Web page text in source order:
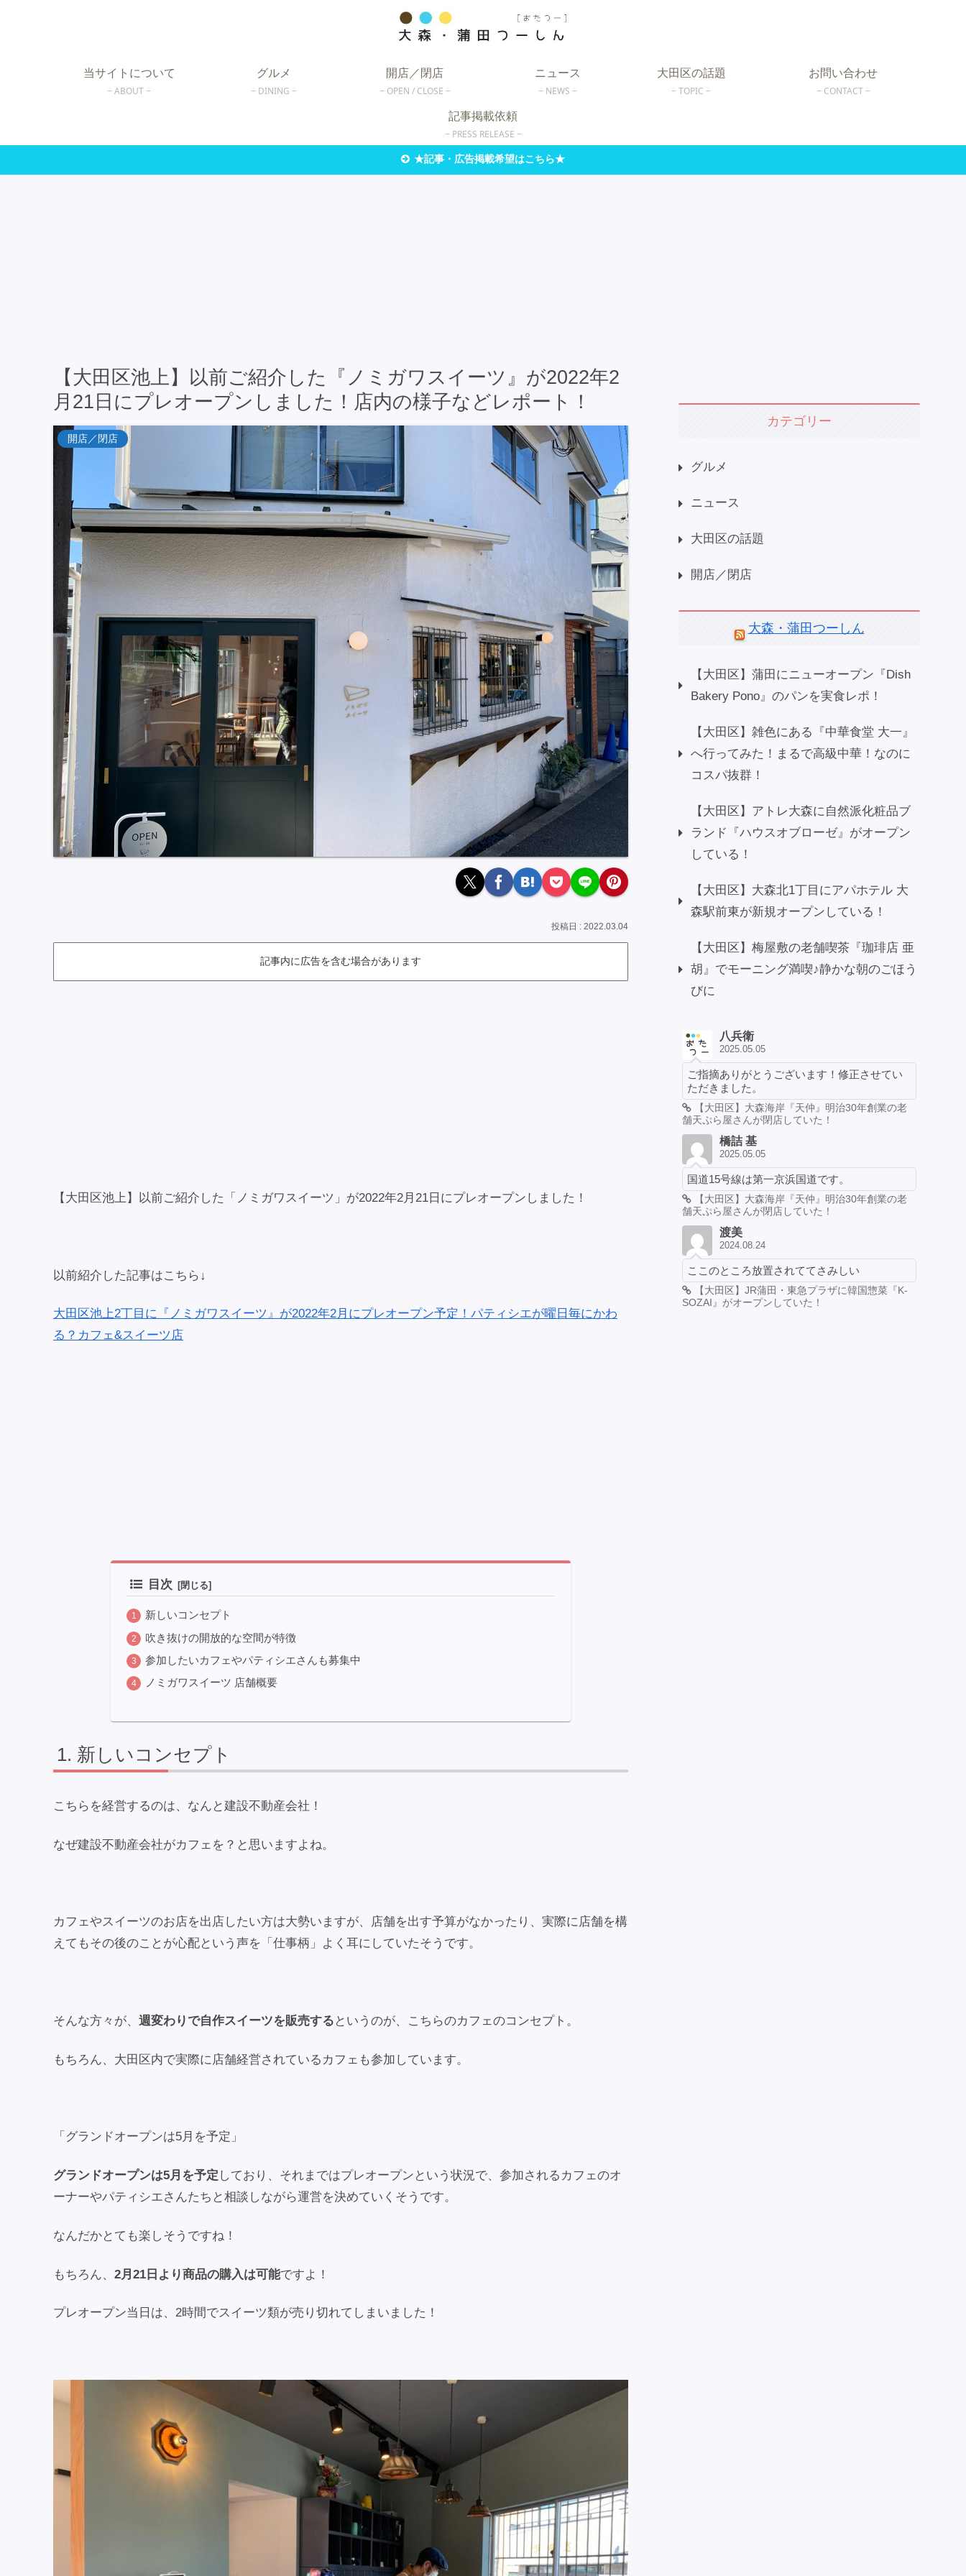
当サイトについて
ABOUT
グルメ
DINING
開店／閉店
OPEN / CLOSE
ニュース
NEWS
大田区の話題
TOPIC
お問い合わせ
CONTACT
記事掲載依頼
PRESS RELEASE
★記事・広告掲載希望はこちら★
【大田区池上】以前ご紹介した『ノミガワスイーツ』が2022年2
月21日にプレオープンしました！店内の様子などレポート！
開店／閉店
2022.03.04
記事内に広告を含む場合があります
【大田区池上】以前ご紹介した「ノミガワスイーツ」が2022年2月21日にプレオープンしました！
以前紹介した記事はこちら↓
大田区池上2丁目に『ノミガワスイーツ』が2022年2月にプレオープン予定！パティシエが曜日毎にかわ
る？カフェ&スイーツ店
目次
新しいコンセプト
吹き抜けの開放的な空間が特徴
参加したいカフェやパティシエさんも募集中
ノミガワスイーツ 店舗概要
新しいコンセプト
こちらを経営するのは、なんと建設不動産会社！
なぜ建設不動産会社がカフェを？と思いますよね。
カフェやスイーツのお店を出店したい方は大勢いますが、店舗を出す予算がなかったり、実際に店舗を構
えてもその後のことが心配という声を「仕事柄」よく耳にしていたそうです。
そんな方々が、 週変わりで自作スイーツを販売する というのが、こちらのカフェのコンセプト。
もちろん、大田区内で実際に店舗経営されているカフェも参加しています。
「グランドオープンは5月を予定」
グランドオープンは5月を予定 しており、それまではプレオープンという状況で、参加されるカフェのオ
ーナーやパティシエさんたちと相談しながら運営を決めていくそうです。
なんだかとても楽しそうですね！
もちろん、 2月21日より商品の購入は可能ですよ！
プレオープン当日は、2時間でスイーツ類が売り切れてしまいました！
カテゴリー
グルメ
ニュース
大田区の話題
開店／閉店
大森・蒲田つーしん
【大田区】蒲田にニューオープン『Dish
Bakery Pono』のパンを実食レポ！
【大田区】雑色にある『中華食堂 大一』
へ行ってみた！まるで高級中華！なのに
コスパ抜群！
【大田区】アトレ大森に自然派化粧品ブ
ランド『ハウスオブローゼ』がオープン
している！
【大田区】大森北1丁目にアパホテル 大
森駅前東が新規オープンしている！
【大田区】梅屋敷の老舗喫茶『珈琲店 亜
胡』でモーニング満喫♪静かな朝のごほう
びに
八兵衛
2025.05.05
ご指摘ありがとうございます！修正させてい
ただきました。
【大田区】大森海岸『天仲』明治30年創業の老
舗天ぷら屋さんが閉店していた！
橋詰 基
2025.05.05
国道15号線は第一京浜国道です。
【大田区】大森海岸『天仲』明治30年創業の老
舗天ぷら屋さんが閉店していた！
渡美
2024.08.24
ここのところ放置されててさみしい
【大田区】JR蒲田・東急プラザに韓国惣菜『K-
SOZAI』がオープンしていた！